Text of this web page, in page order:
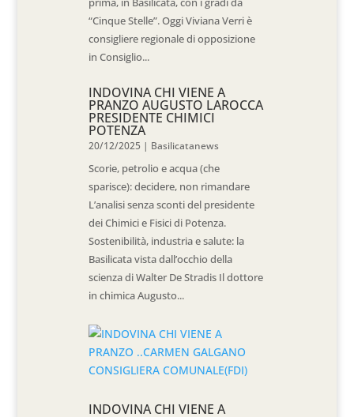
“Cinque Stelle”. Oggi Viviana Verri è
consigliere regionale di opposizione
in Consiglio...
INDOVINA CHI VIENE A
PRANZO AUGUSTO LAROCCA
PRESIDENTE CHIMICI
POTENZA
20/12/2025 | Basilicatanews
Scorie, petrolio e acqua (che
sparisce): decidere, non rimandare
L’analisi senza sconti del presidente
dei Chimici e Fisici di Potenza.
Sostenibilità, industria e salute: la
Basilicata vista dall’occhio della
scienza di Walter De Stradis Il dottore
in chimica Augusto...
INDOVINA CHI VIENE A